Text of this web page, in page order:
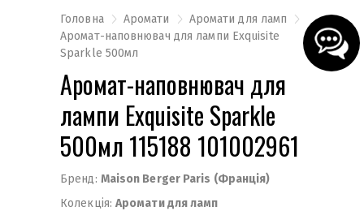
Головна Аромати
Аромати для ламп
Аромат-наповнювач для лампи Exquisite
Sparkle 500мл
Аромат-наповнювач для
лампи Exquisite Sparkle
500мл 115188 101002961
Бренд: Maison Berger Paris (Франція)
Колекція: Аромати для ламп